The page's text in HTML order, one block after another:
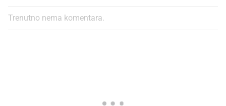
Trenutno nema komentara.